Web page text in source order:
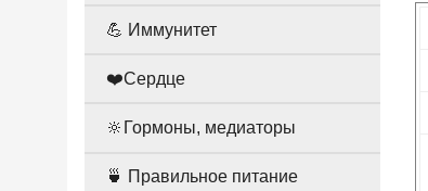
💪 Иммунитет
❤️Сердце
🔆Гормоны, медиаторы
🍵 Правильное питание